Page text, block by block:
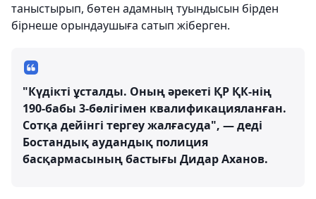
таныстырып, бөтен адамның туындысын бірден
бірнеше орындаушыға сатып жіберген.
"Күдікті ұсталды. Оның әрекеті ҚР ҚК-нің
190-бабы 3-бөлігімен квалификацияланған.
Сотқа дейінгі тергеу жалғасуда", — деді
Бостандық аудандық полиция
басқармасының бастығы Дидар Аханов.